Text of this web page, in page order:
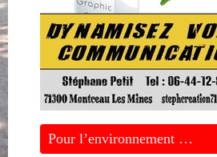
Pour l’environnement …